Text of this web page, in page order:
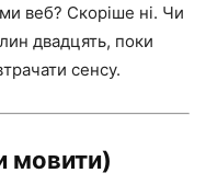
веб? Скоріше ні. Чи
двадцять, поки
сенсу.
мовити)